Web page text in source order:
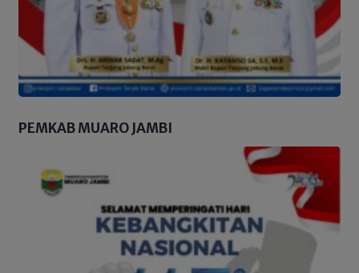
PEMKAB MUARO JAMBI